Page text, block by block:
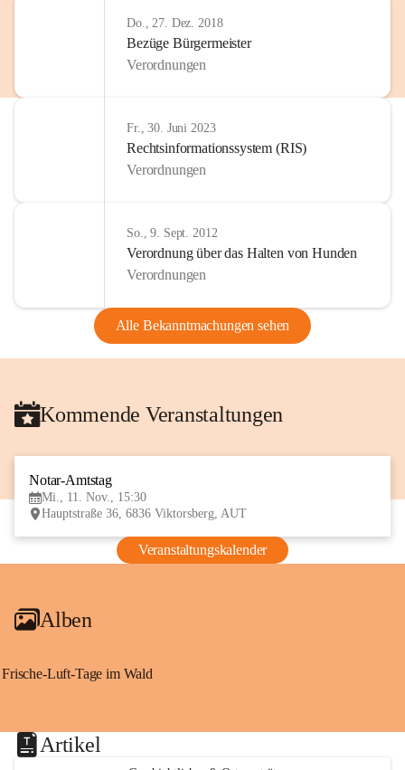
Do., 27. Dez. 2018
Bezüge Bürgermeister
Verordnungen
Fr., 30. Juni 2023
Rechtsinformationssystem (RIS)
Verordnungen
So., 9. Sept. 2012
Verordnung über das Halten von Hunden
Verordnungen
Alle Bekanntmachungen sehen
Kommende Veranstaltungen
Notar-Amtstag
Mi., 11. Nov., 15:30
Hauptstraße 36, 6836 Viktorsberg, AUT
Veranstaltungskalender
Alben
Frische-Luft-Tage im Wald
Artikel